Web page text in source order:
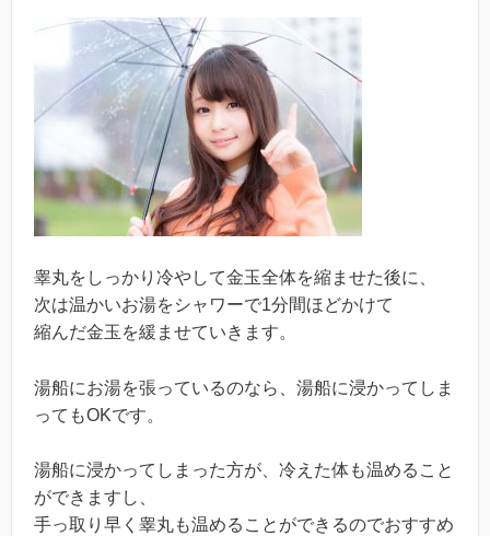
睾丸をしっかり冷やして金玉全体を縮ませた後に、
次は温かいお湯をシャワーで1分間ほどかけて
縮んだ金玉を緩ませていきます。
湯船にお湯を張っているのなら、湯船に浸かってしま
ってもOKです。
湯船に浸かってしまった方が、冷えた体も温めること
ができますし、
手っ取り早く睾丸も温めることができるのでおすすめ